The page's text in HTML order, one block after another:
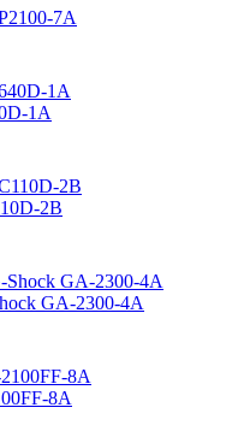
7A
1A
2B
GA-2300-4A
8A